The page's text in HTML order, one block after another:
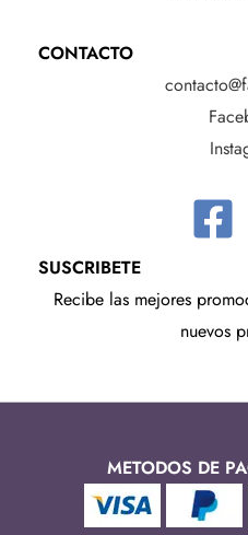
CONTACTO
SUSCRIBETE
Recibe las mejores
nuevos
METODOS DE